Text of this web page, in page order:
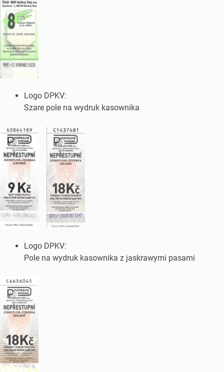
Logo DPKV:
Szare pole na wydruk kasownika
Logo DPKV:
Pole na wydruk kasownika z jaskrawymi pasami